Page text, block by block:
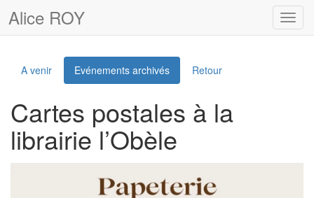
Alice ROY
A venir Evénements archivés Retour
Cartes postales à la
librairie l’Obèle